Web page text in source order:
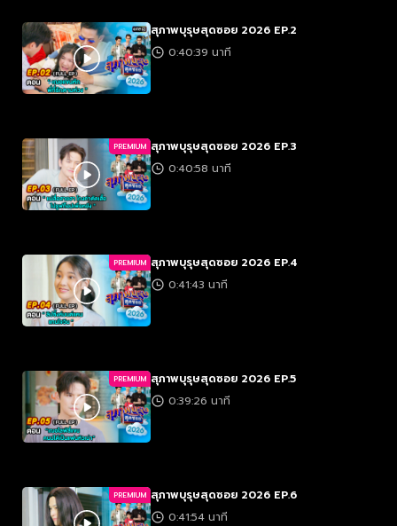
สุภาพบุรุษสุดซอย 2026 EP.2
0:40:39 นาที
PREMIUM สุภาพบุรุษสุดซอย 2026 EP.3
0:40:58 นาที
PREMIUM สุภาพบุรุษสุดซอย 2026 EP.4
0:41:43 นาที
PREMIUM สุภาพบุรุษสุดซอย 2026 EP.5
0:39:26 นาที
PREMIUM สุภาพบุรุษสุดซอย 2026 EP.6
0:41:54 นาที